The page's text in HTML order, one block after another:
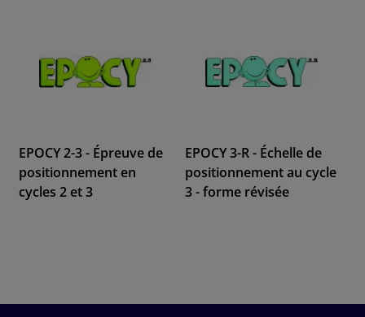
EPOCY 2-3 - Épreuve de
positionnement en
cycles 2 et 3
EPOCY 3-R - Échelle de
positionnement au cycle
3 - forme révisée